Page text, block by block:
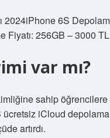
6S
Fiyatı: 256GB – 3000 TL
var mı?
sahip
ücretsiz iCloud
artırdı.